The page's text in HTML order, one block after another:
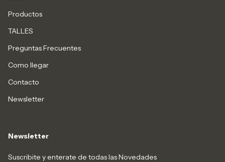
Productos
TALLES
Preguntas Frecuentes
Como llegar
Contacto
Newsletter
Newsletter
Suscribite y enterate de todas las Novedades